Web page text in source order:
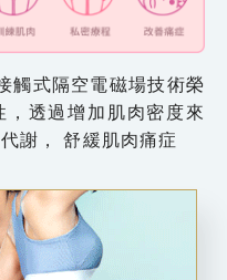
觸式隔空電磁場技術榮
透過增加肌肉密度來
謝， 舒緩肌肉痛症